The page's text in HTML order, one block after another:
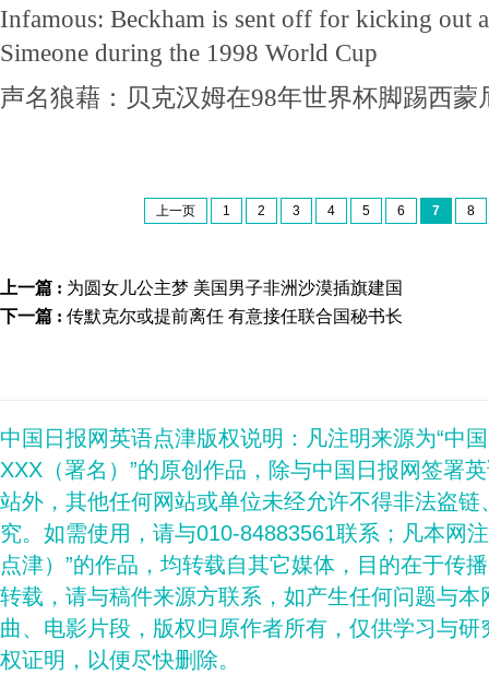
Infamous: Beckham is sent off for kicking out
Simeone during the 1998 World Cup
声名狼藉：贝克汉姆在98年世界杯脚踢西蒙
上一页 1 2 3 4 5 6 7 8
上一篇 : 为圆女儿公主梦 美国男子非洲沙漠插旗建国
下一篇 : 传默克尔或提前离任 有意接任联合国秘书长
中国日报网英语点津版权说明：凡注明来源为“中
XXX（署名）”的原创作品，除与中国日报网签署
站外，其他任何网站或单位未经允许不得非法盗
究。如需使用，请与010-84883561联系；凡本网
点津）”的作品，均转载自其它媒体，目的在于传
转载，请与稿件来源方联系，如产生任何问题与
曲、电影片段，版权归原作者所有，仅供学习与
权证明，以便尽快删除。